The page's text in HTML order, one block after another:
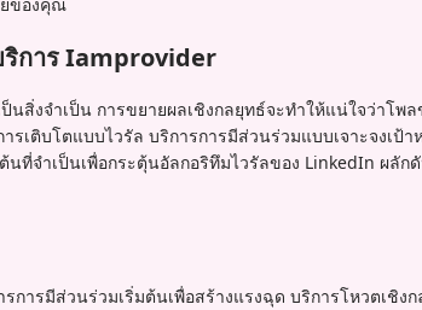
ริการ Iamprovider
สิ่งจำเป็น การขยายผลเชิงกลยุทธ์จะทำให้แน่ใจว่าโพ
รเติบโตแบบไวรัล บริการการมีส่วนร่วมแบบเจาะจงเป้
นที่จำเป็นเพื่อกระตุ้นอัลกอริทึมไวรัลของ LinkedIn ผลั
การมีส่วนร่วมเริ่มต้นเพื่อสร้างแรงฉุด บริการโหวตเชิง